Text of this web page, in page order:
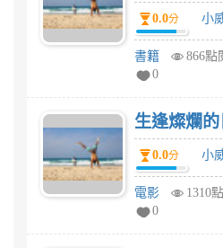
0.0分 小
書籍 866點
0
生逢燦爛
0.0分 小
電影 1310
0